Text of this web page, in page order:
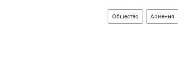
Общество Армения